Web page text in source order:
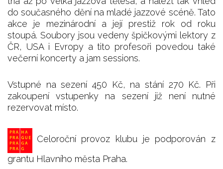
do současného dění na mladé jazzové scéně. Tato
akce je mezinárodní a její prestiž rok od roku
stoupá. Soubory jsou vedeny špičkovými lektory z
ČR, USA i Evropy a tito profesoři povedou také
večerní koncerty a jam sessions.
Vstupné na sezení 450 Kč, na stání 270 Kč. Při
zakoupení vstupenky na sezení již není nutné
rezervovat místo.
Celoroční provoz klubu je podporován z
grantu Hlavního města Praha.